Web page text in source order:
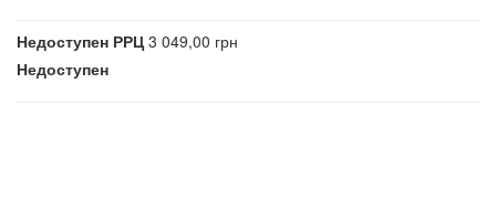
Недоступен РРЦ3 049,00 грн
Недоступен